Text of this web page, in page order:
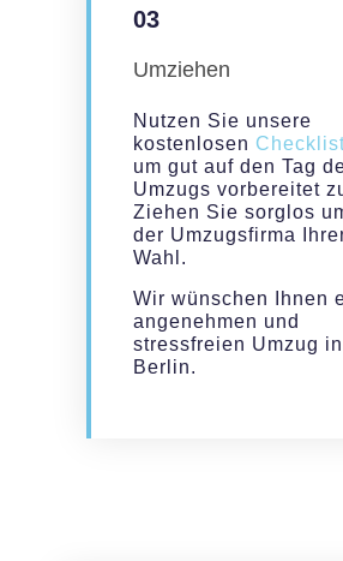
03
Umziehen
Nutzen Sie unsere
kostenlosen
um gut auf den Tag
Umzugs vorbereitet
Ziehen Sie sorglos
der Umzugsfirma
Wahl.
Wir wünschen Ihnen
angenehmen und
stressfreien Umzug in
Berlin.